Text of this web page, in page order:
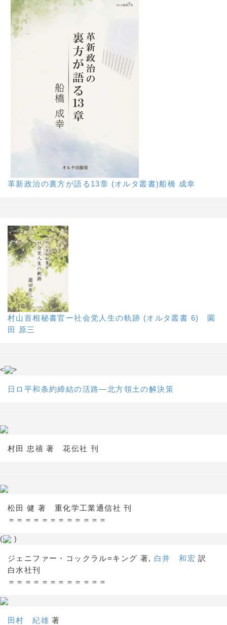
革新政治の裏方が語る13章 (オルタ叢書)船橋 成幸
村山首相秘書官ー社会党人生の軌跡 (オルタ叢書 6) 園
田 原三
< >
日ロ平和条約締結の活路―北方領土の解決策
村田 忠禧 著 花伝社 刊
松田 健 著 重化学工業通信社 刊
＝＝＝＝＝＝＝＝＝＝＝＝
( )
ジェニファー・コックラル=キング 著, 白井 和宏 訳
白水社刊
＝＝＝＝＝＝＝＝＝＝＝＝
田村 紀雄 著